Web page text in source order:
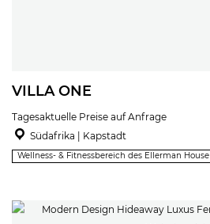
VILLA ONE
Tagesaktuelle Preise auf Anfrage
Südafrika | Kapstadt
Wellness- & Fitnessbereich des Ellerman House